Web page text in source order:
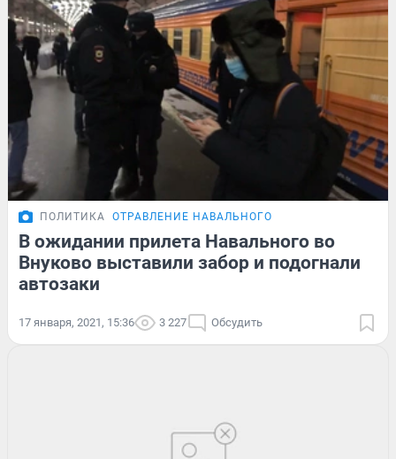
ПОЛИТИКА ОТРАВЛЕНИЕ НАВАЛЬНОГО
В ожидании прилета Навального во
Внуково выставили забор и подогнали
автозаки
17 января, 2021, 15:36 3 227 Обсудить